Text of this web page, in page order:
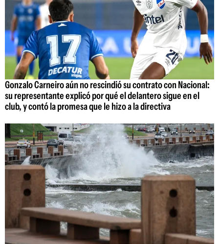
Gonzalo Carneiro aún no rescindió su contrato con Nacional:
su representante explicó por qué el delantero sigue en el
club, y contó la promesa que le hizo a la directiva